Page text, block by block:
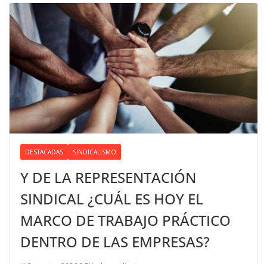
DESTACADAS SINDICALISMO
Y DE LA REPRESENTACIÓN
SINDICAL ¿CUÁL ES HOY EL
MARCO DE TRABAJO PRÁCTICO
DENTRO DE LAS EMPRESAS?